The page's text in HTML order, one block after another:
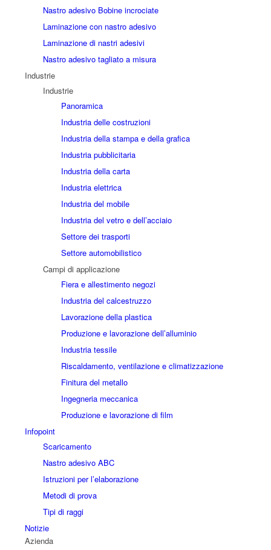
Nastro adesivo Bobine incrociate
Laminazione con nastro adesivo
Laminazione di nastri adesivi
Nastro adesivo tagliato a misura
Industrie
Industrie
Panoramica
Industria delle costruzioni
Industria della stampa e della grafica
Industria pubblicitaria
Industria della carta
Industria elettrica
Industria del mobile
Industria del vetro e dell’acciaio
Settore dei trasporti
Settore automobilistico
Campi di applicazione
Fiera e allestimento negozi
Industria del calcestruzzo
Lavorazione della plastica
Produzione e lavorazione dell’alluminio
Industria tessile
Riscaldamento, ventilazione e climatizzazione
Finitura del metallo
Ingegneria meccanica
Produzione e lavorazione di film
Infopoint
Scaricamento
Nastro adesivo ABC
Istruzioni per l’elaborazione
Metodi di prova
Tipi di raggi
Notizie
Azienda